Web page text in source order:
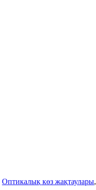
Оптикалық көз жақтаулары,